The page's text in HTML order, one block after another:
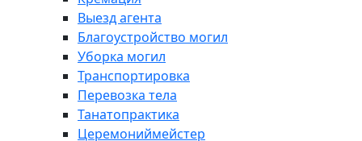
Выезд агента
Благоустройство могил
Уборка могил
Транспортировка
Перевозка тела
Танатопрактика
Церемониймейстер